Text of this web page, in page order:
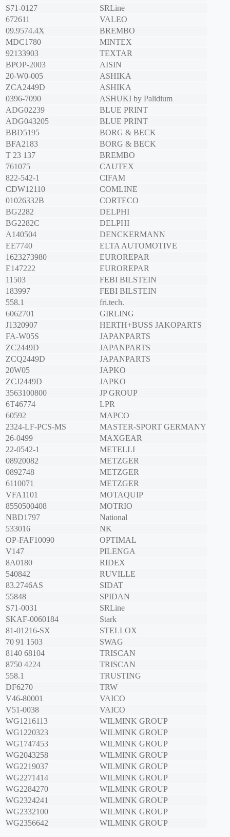
S71-0127
SRLine
672611
VALEO
09.9574.4X
BREMBO
MDC1780
MINTEX
92133903
TEXTAR
BPOP-2003
AISIN
20-W0-005
ASHIKA
ZCA2449D
ASHIKA
0396-7090
ASHUKI by Palidium
ADG02239
BLUE PRINT
ADG043205
BLUE PRINT
BBD5195
BORG & BECK
BFA2183
BORG & BECK
T 23 137
BREMBO
761075
CAUTEX
822-542-1
CIFAM
CDW12110
COMLINE
01026332B
CORTECO
BG2282
DELPHI
BG2282C
DELPHI
A140504
DENCKERMANN
EE7740
ELTA AUTOMOTIVE
1623273980
EUROREPAR
E147222
EUROREPAR
11503
FEBI BILSTEIN
183997
FEBI BILSTEIN
558.1
fri.tech.
6062701
GIRLING
J1320907
HERTH+BUSS JAKOPARTS
FA-W05S
JAPANPARTS
ZC2449D
JAPANPARTS
ZCQ2449D
JAPANPARTS
20W05
JAPKO
ZCJ2449D
JAPKO
3563100800
JP GROUP
6T46774
LPR
60592
MAPCO
2324-LF-PCS-MS
MASTER-SPORT GERMANY
26-0499
MAXGEAR
22-0542-1
METELLI
08920082
METZGER
0892748
METZGER
6110071
METZGER
VFA1101
MOTAQUIP
8550500408
MOTRIO
NBD1797
National
533016
NK
OP-FAF10090
OPTIMAL
V147
PILENGA
8A0180
RIDEX
540842
RUVILLE
83.2746AS
SIDAT
55848
SPIDAN
S71-0031
SRLine
SKAF-0060184
Stark
81-01216-SX
STELLOX
70 91 1503
SWAG
8140 68104
TRISCAN
8750 4224
TRISCAN
558.1
TRUSTING
DF6270
TRW
V46-80001
VAICO
V51-0038
VAICO
WG1216113
WILMINK GROUP
WG1220323
WILMINK GROUP
WG1747453
WILMINK GROUP
WG2043258
WILMINK GROUP
WG2219037
WILMINK GROUP
WG2271414
WILMINK GROUP
WG2284270
WILMINK GROUP
WG2324241
WILMINK GROUP
WG2332100
WILMINK GROUP
WG2356642
WILMINK GROUP